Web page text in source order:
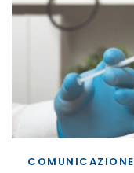
COMUNICAZIONE